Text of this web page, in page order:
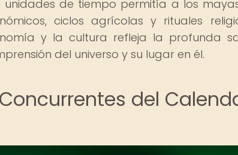
de tiempo permitía a los
ciclos agrícolas y rituales
y la cultura refleja la profunda
del universo y su lugar en él.
del